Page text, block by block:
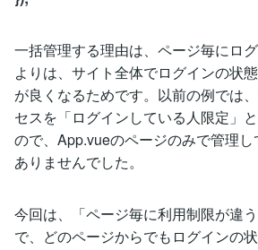
一括管理する理由は、ページ毎にロ
よりは、サイト全体でログインの状
が良くなるためです。以前の例では
セスを「ログインしている人限定」
ので、App.vueのページのみで管理
ありませんでした。
今回は、「ページ毎に利用制限が違
で、どのページからでもログインの